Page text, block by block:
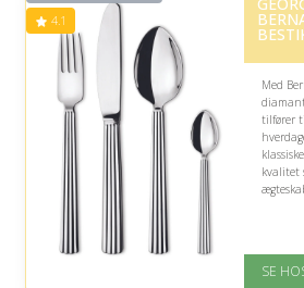
4.1
Med
tilfører
kvalitet
På
SE